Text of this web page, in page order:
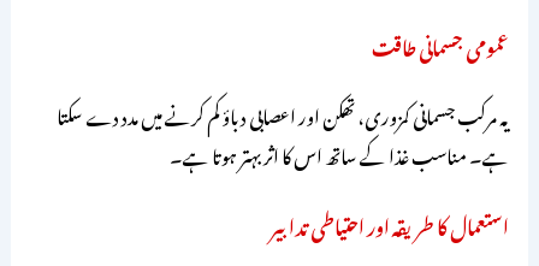
عمومی جسمانی طاقت
یہ مرکب جسمانی کمزوری، تھکن اور اعصابی دباؤ کم کرنے میں مدد دے سکتا
ہے۔ مناسب غذا کے ساتھ اس کا اثر بہتر ہوتا ہے۔
استعمال کا طریقہ اور احتیاطی تدابیر